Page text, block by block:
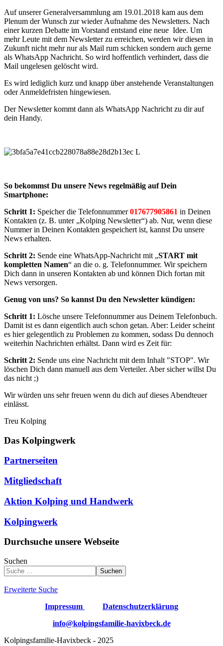
Auf unserer Generalversammlung am 19.01.2018 kam aus dem
Plenum der Wunsch zur wieder Aufnahme des Newsletters. Nach
einer kurzen Debatte im Vorstand entstand eine neue Idee. Um
mehr Leute mit dem Newsletter zu erreichen, werden wir diesen in
Zukunft nicht mehr nur als Mail rum schicken sondern auch gerne
als WhatsApp Nachricht. So wird hoffentlich verhindert, dass die
Mail ungelesen gelöscht wird.
Es wird lediglich kurz und knapp über anstehende Veranstaltungen
oder Anmeldefristen hingewiesen.
Der Newsletter kommt dann als WhatsApp Nachricht zu dir auf
dein Handy.
So bekommst Du unsere News regelmäßig auf Dein
Smartphone:
Schritt 1: Speicher die Telefonnummer017677905861 in Deinen
Kontakten (z. B. unter „Kolping Newsletter“) ab. Nur, wenn diese
Nummer in Deinen Kontakten gespeichert ist, kannst Du unsere
News erhalten.
Schritt 2: Sende eine WhatsApp-Nachricht mit „START mit
kompletten Namen“ an die o. g. Telefonnummer. Wir speichern
Dich dann in unseren Kontakten ab und können Dich fortan mit
News versorgen.
Genug von uns? So kannst Du den Newsletter kündigen:
Schritt 1: Lösche unsere Telefonnummer aus Deinem Telefonbuch.
Damit ist es dann eigentlich auch schon getan. Aber: Leider scheint
es hier gelegentlich zu Problemen zu kommen, sodass Du dennoch
weiterhin Nachrichten erhältst. Dann wird es Zeit für:
Schritt 2: Sende uns eine Nachricht mit dem Inhalt "STOP". Wir
löschen Dich dann manuell aus dem Verteiler. Aber sicher willst Du
das nicht ;)
Wir würden uns sehr freuen wenn du dich auf dieses Abendteuer
einlässt.
Treu Kolping
Das Kolpingwerk
Partnerseiten
Mitgliedschaft
Aktion Kolping und Handwerk
Kolpingwerk
Durchsuche unsere Webseite
Suchen
Suchen
Erweiterte Suche
Impressum
Datenschutzerklärung
info@kolpingsfamilie-havixbeck.de
Kolpingsfamilie-Havixbeck - 2025